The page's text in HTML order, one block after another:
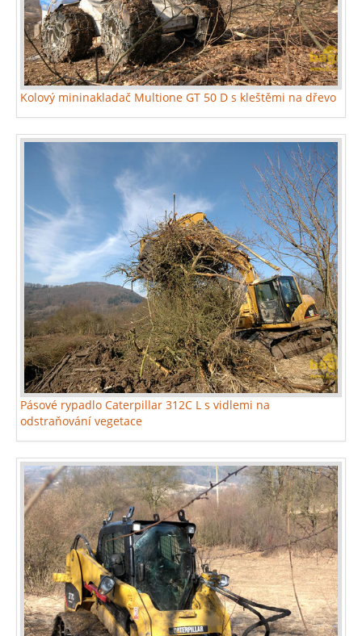
Kolový mininakladač Multione GT 50 D s kleštěmi na dřevo
Pásové rypadlo Caterpillar 312C L s vidlemi na
odstraňování vegetace